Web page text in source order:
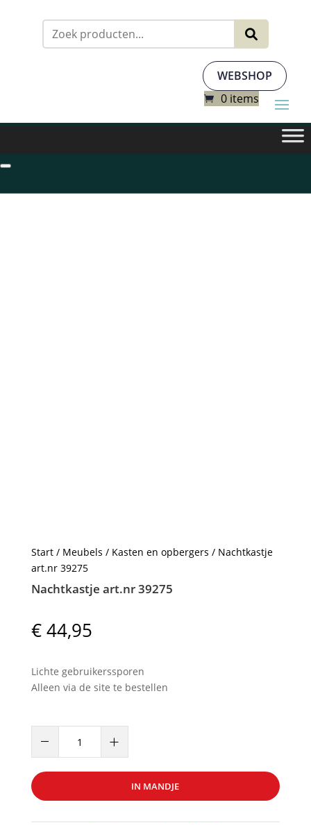
WEBSHOP
0 items
Start/ Meubels / Kasten en opbergers / Nachtkastje
art.nr 39275
Nachtkastje art.nr 39275
€44,95
Lichte gebruikerssporen
Alleen via de site te bestellen
–
aantal
+
IN MANDJE